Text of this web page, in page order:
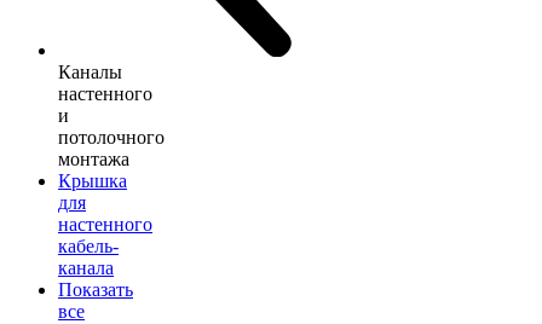
Каналы
настенного
и
потолочного
монтажа
Крышка
для
настенного
кабель-
канала
Показать
все